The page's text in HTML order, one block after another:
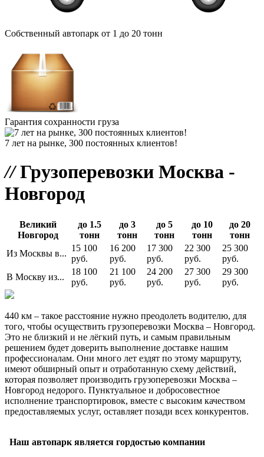
Собственный автопарк от 1 до 20 тонн
Гарантия сохранности груза
7 лет на рынке, 300 постоянных клиентов!
//Грузоперевозки Москва -
Новгород
Великий
Новгород
до 1.5
тонн
до 3
тонн
до 5
тонн
до 10
тонн
до 20
тонн
Из Москвы в...
15 100
руб.
16 200
руб.
17 300
руб.
22 300
руб.
25 300
руб.
В Москву из...
18 100
руб.
21 100
руб.
24 200
руб.
27 300
руб.
29 300
руб.
440 км – такое расстояние нужно преодолеть водителю, для
того, чтобы осуществить грузоперевозки Москва – Новгород.
Это не близкий и не лёгкий путь, и самым правильным
решением будет доверить выполнение доставке нашим
профессионалам. Они много лет ездят по этому маршруту,
имеют обширный опыт и отработанную схему действий,
которая позволяет производить грузоперевозки Москва –
Новгород недорого. Пунктуальное и добросовестное
исполнение транспортировок, вместе с высоким качеством
предоставляемых услуг, оставляет позади всех конкурентов.
Наш автопарк является гордостью компании